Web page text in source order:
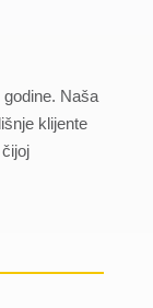
Naša
klijente